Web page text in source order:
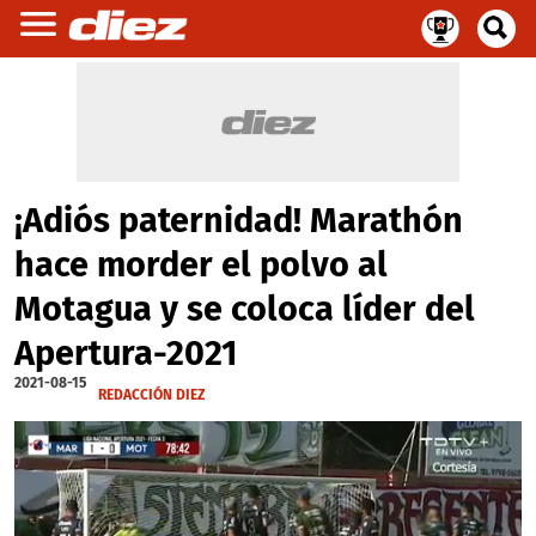
¡Adiós paternidad! Marathón
hace morder el polvo al
Motagua y se coloca líder del
Apertura-2021
2021-08-15
REDACCIÓN DIEZ